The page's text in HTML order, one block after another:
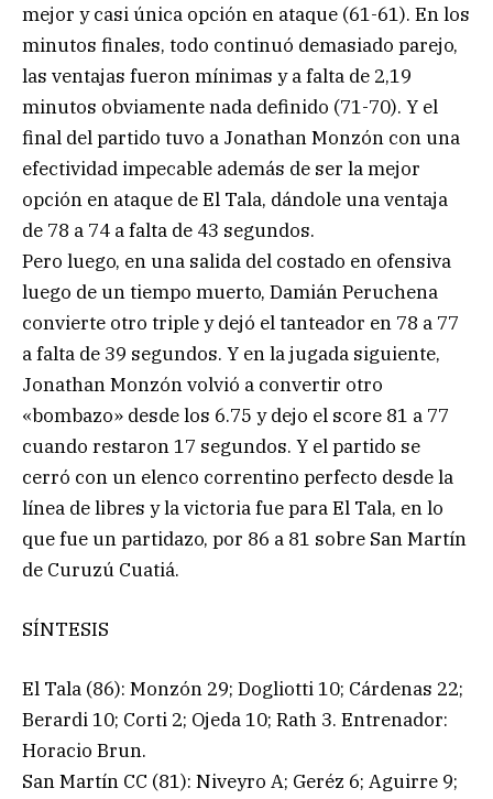
mejor y casi única opción en ataque (61-61). En los
minutos finales, todo continuó demasiado parejo,
las ventajas fueron mínimas y a falta de 2,19
minutos obviamente nada definido (71-70). Y el
final del partido tuvo a Jonathan Monzón con una
efectividad impecable además de ser la mejor
opción en ataque de El Tala, dándole una ventaja
de 78 a 74 a falta de 43 segundos.
Pero luego, en una salida del costado en ofensiva
luego de un tiempo muerto, Damián Peruchena
convierte otro triple y dejó el tanteador en 78 a 77
a falta de 39 segundos. Y en la jugada siguiente,
Jonathan Monzón volvió a convertir otro
«bombazo» desde los 6.75 y dejo el score 81 a 77
cuando restaron 17 segundos. Y el partido se
cerró con un elenco correntino perfecto desde la
línea de libres y la victoria fue para El Tala, en lo
que fue un partidazo, por 86 a 81 sobre San Martín
de Curuzú Cuatiá.
SÍNTESIS
El Tala (86): Monzón 29; Dogliotti 10; Cárdenas 22;
Berardi 10; Corti 2; Ojeda 10; Rath 3. Entrenador:
Horacio Brun.
San Martín CC (81): Niveyro A; Geréz 6; Aguirre 9;